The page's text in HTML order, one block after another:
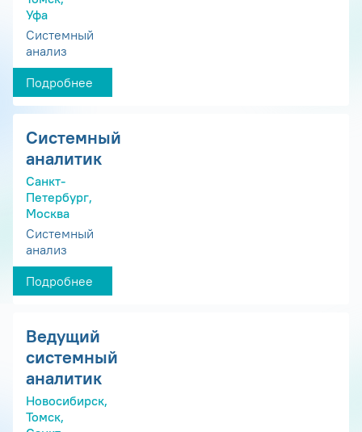
Уфа
Системный
анализ
Подробнее
Системный
аналитик
Санкт-
Петербург,
Москва
Системный
анализ
Подробнее
Ведущий
системный
аналитик
Новосибирск,
Томск,